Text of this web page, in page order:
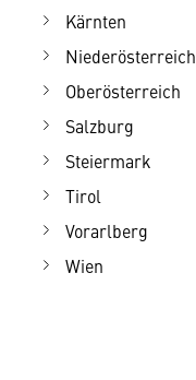
Kärnten
Niederösterreich
Oberösterreich
Salzburg
Steiermark
Tirol
Vorarlberg
Wien